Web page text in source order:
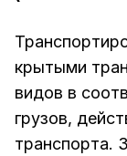
крытыми
видов в
грузов,
транспорта.